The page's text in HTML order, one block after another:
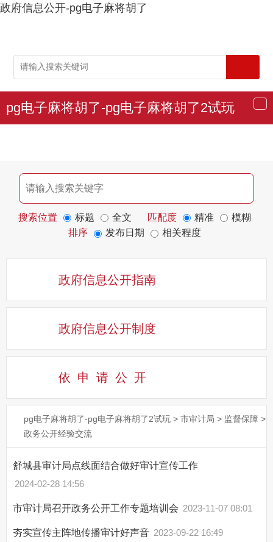
政府信息公开-pg电子麻将胡了
导
航
pg电子麻将胡了-pg电子麻将胡了2试玩
搜索位置 标题 全文 匹配度 精准
模糊
排序
发布日期 相关程度
政府信息公开指南
政府信息公开制度
依申请公 开
pg电子麻将胡了-pg电子麻将胡了2试玩 > 市审计局 > 监督保障 >
政务公开经验交流
舒城县审计局点线面结合做好审计宣传工作
2024-02-28 14:56
市审计局召开政务公开工作专题培训会 2023-11-07 08:01
夯实宣传主阵地传播审计好声音 2023-09-22 16:49